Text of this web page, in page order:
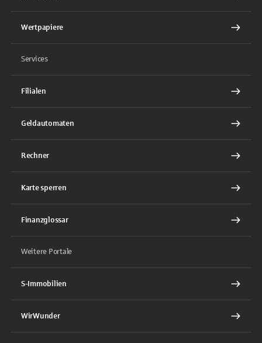
Wertpapiere
Services
Filialen
Geldautomaten
Rechner
Karte sperren
Finanzglossar
Weitere Portale
S-Immobilien
WirWunder